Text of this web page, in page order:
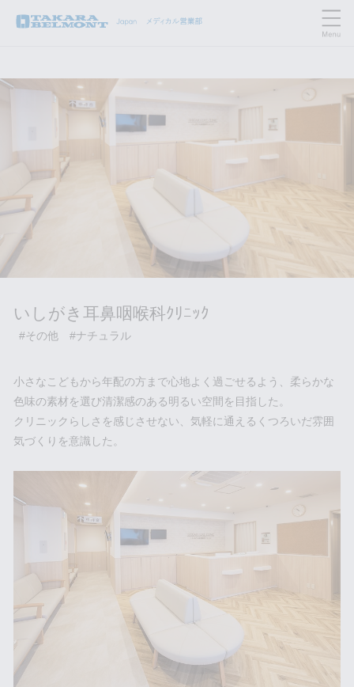
いしがき耳鼻咽喉科ｸﾘﾆｯｸ
#その他 #ナチュラル
小さなこどもから年配の方まで心地よく過ごせるよう、柔らかな
色味の素材を選び清潔感のある明るい空間を目指した。
クリニックらしさを感じさせない、気軽に通えるくつろいだ雰囲
気づくりを意識した。